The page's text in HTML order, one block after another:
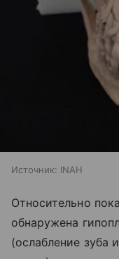
Источник: INAH
Относительно
обнаружена
(ослабление зуба